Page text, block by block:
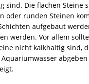
sind. Die flachen Steine
oder runden Steinen
aufgebaut
werden. Vor allem
nicht kalkhaltig sind,
Aquariumwasser